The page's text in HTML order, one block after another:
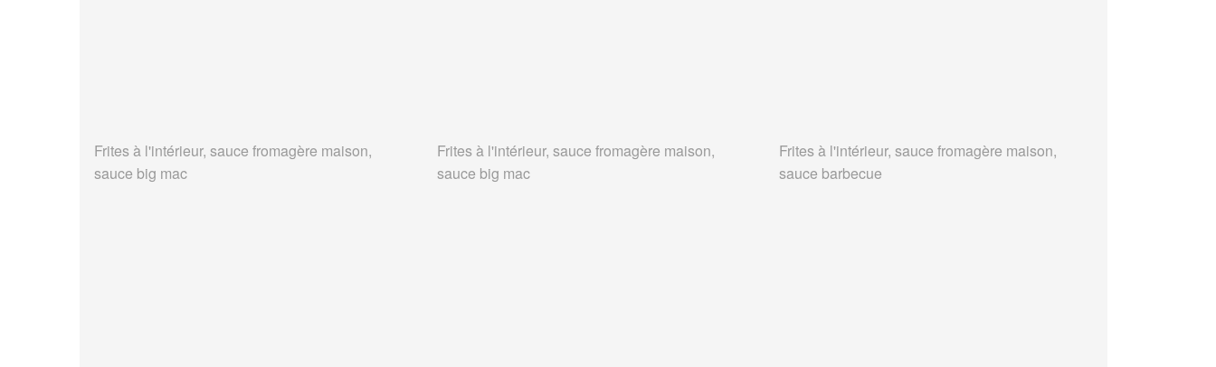
Frites à l'intérieur, sauce fromagère maison,
sauce big mac
Frites à l'intérieur, sauce fromagère maison,
sauce big mac
Frites à l'intérieur, sauce fromagère maison,
sauce barbecue